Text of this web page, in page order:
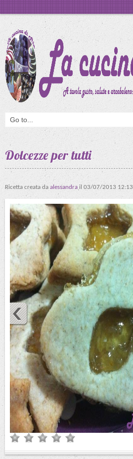
Dolcezze per tutti
Ricetta creata da alessandra il 03/07/2013 12:13